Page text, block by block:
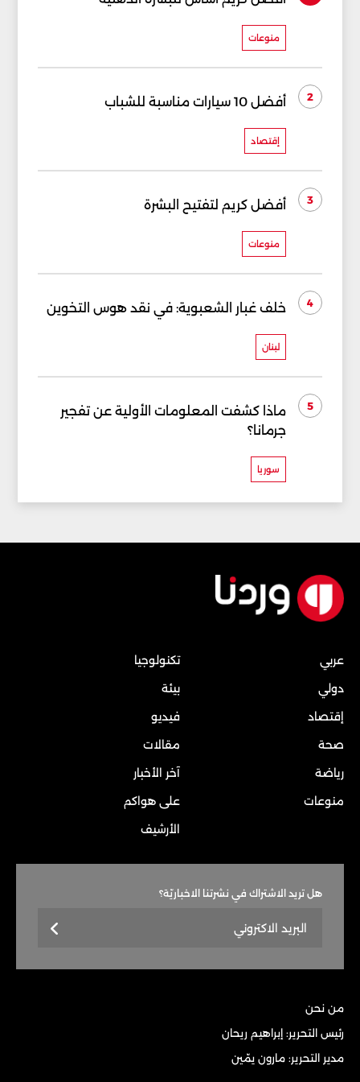
منوعات
2 أفضل 10 سيارات مناسبة للشباب
إقتصاد
3 أفضل كريم لتفتيح البشرة
منوعات
4 خلف غبار الشعبوية: في نقد هوس التخوين
لبنان
5
ماذا كشفت المعلومات الأولية عن تفجير
جرمانا؟
سوريا
عربي
دولي
إقتصاد
صحة
رياضة
منوعات
تكنولوجيا
بيئة
فيديو
مقالات
آخر الأخبار
على هواكم
الأرشيف
هل تريد الاشتراك في نشرتنا الاخباريّة؟
من نحن
رئيس التحرير: إبراهيم ريحان
مدير التحرير: مارون يمّين